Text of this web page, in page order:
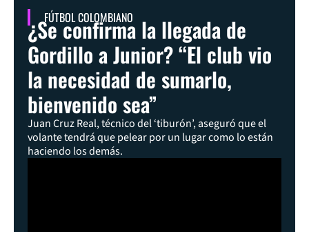
FÚTBOL COLOMBIANO
¿Se confirma la llegada de
Gordillo a Junior? “El club vio
la necesidad de sumarlo,
bienvenido sea”
Juan Cruz Real, técnico del ‘tiburón’, aseguró que el
volante tendrá que pelear por un lugar como lo están
haciendo los demás.